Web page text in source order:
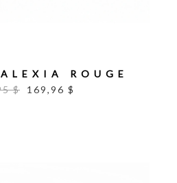
ROUGE
$
169,96 $